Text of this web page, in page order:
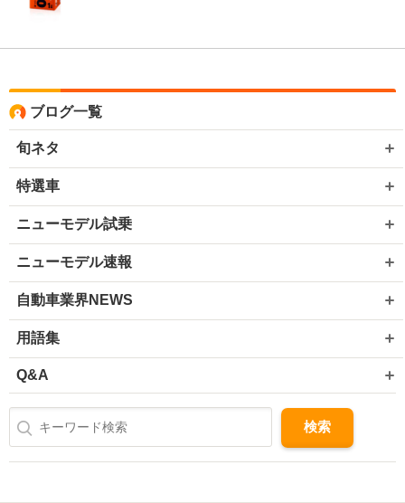
ブログ一覧
旬ネタ
特選車
ニューモデル試乗
ニューモデル速報
自動車業界NEWS
用語集
Q&A